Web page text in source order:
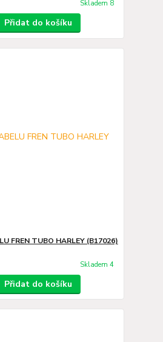
Skladem 8
Přidat do košíku
FREN TUBO HARLEY (B17026)
Skladem 4
Přidat do košíku